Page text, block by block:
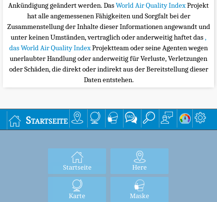
Ankündigung geändert werden. DasWorld Air Quality IndexProjekt
hat alle angemessenen Fähigkeiten und Sorgfalt bei der
Zusammenstellung der Inhalte dieser Informationen angewandt und
unter keinen Umständen, vertraglich oder anderweitig haftet das,
das World Air Quality IndexProjektteam oder seine Agenten wegen
unerlaubter Handlung oder anderweitig für Verluste, Verletzungen
oder Schäden, die direkt oder indirekt aus der Bereitstellung dieser
Daten entstehen.
Startseite
Startseite Here
Karte Maske